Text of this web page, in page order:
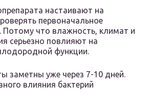
настаивают на
первоначальное
Потому что влажность, климат и
серьезно повлияют на
функции.
заметны уже через 7-10 дней.
влияния бактерий